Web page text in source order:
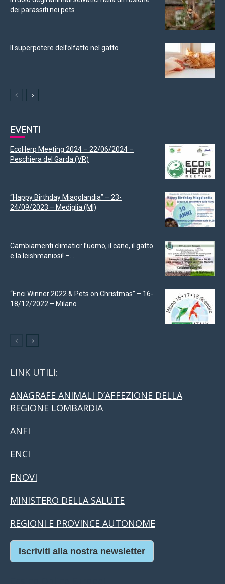
dei parassiti nei pets
Il superpotere dell’olfatto nel gatto
EVENTI
EcoHerp Meeting 2024 – 22/06/2024 –
Peschiera del Garda (VR)
“Happy Birthday Miagolandia” – 23-
24/09/2023 – Mediglia (MI)
Cambiamenti climatici: l’uomo, il cane, il gatto
e la leishmaniosi! –...
“Enci Winner 2022 & Pets on Christmas” – 16-
18/12/2022 – Milano
LINK UTILI:
ANAGRAFE ANIMALI D’AFFEZIONE DELLA
REGIONE LOMBARDIA
ANFI
ENCI
FNOVI
MINISTERO DELLA SALUTE
REGIONI E PROVINCE AUTONOME
Iscriviti alla nostra newsletter